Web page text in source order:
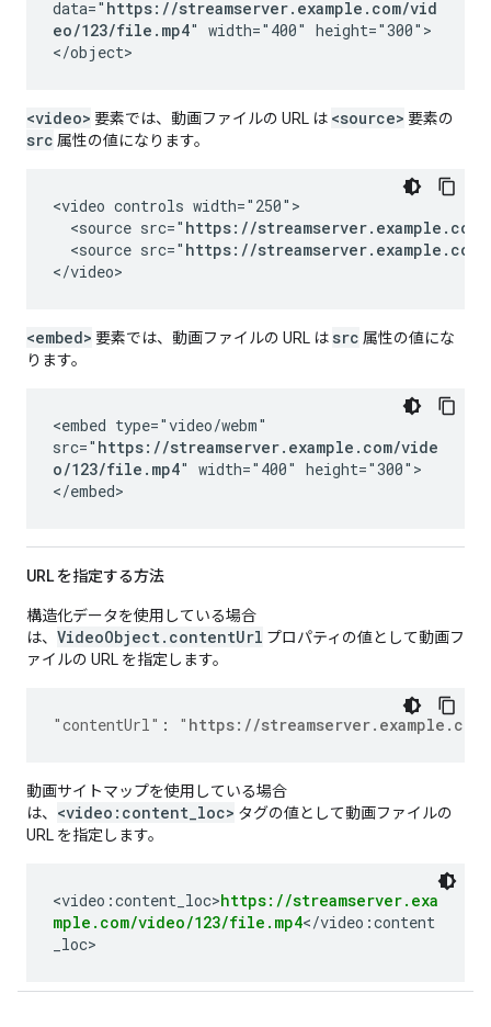
data=" https://streamserver.example.com/vid
eo/123/file.mp4" width="400" height="300">
</object>
<video> 要素では、動画ファイルの URL は <source> 要素の
src 属性の値になります。
<video controls width="250">
  <source src="
https://
  <source src="
https://
</video>
<embed> 要素では、動画ファイルの URL は src 属性の値にな
ります。
<embed type="video/webm"
src=" https://streamserver.example.com/vide
o/123/file.mp4" width="400" height="300">
</embed>
URL を指定する方法
構造化データを使用している場合
は、 VideoObject.contentUrl プロパティの値として動画フ
ァイルの URL を指定します。
"contentUrl" : " https://
動画サイトマップを使用している場合
は、 <video:content_loc> タグの値として動画ファイルの
URL を指定します。
<video:content_loc>https://streamserver.exa
mple.com/video/123/file.mp4</video:content
_loc>